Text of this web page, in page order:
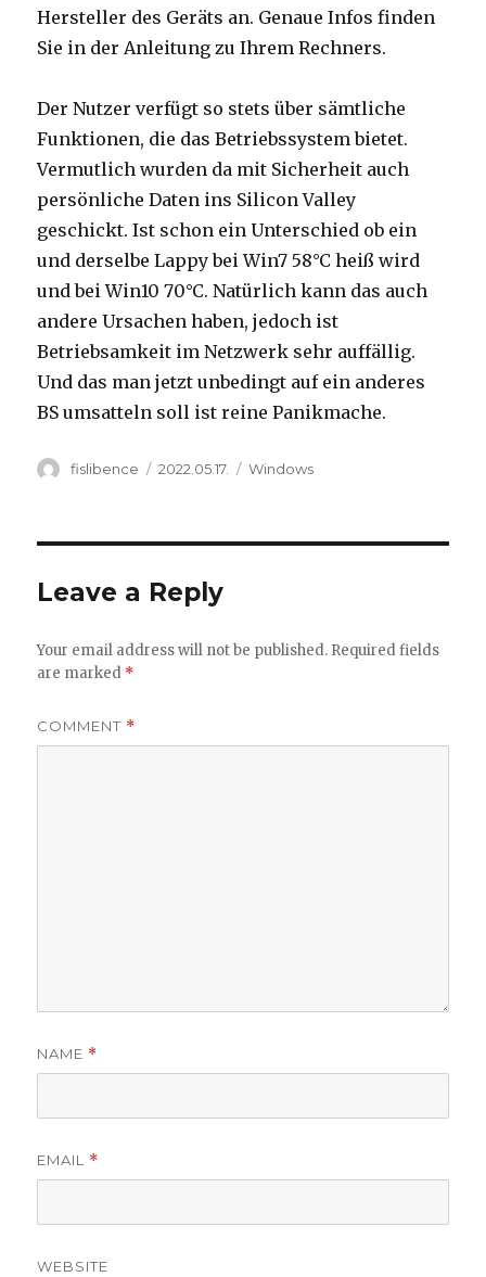
Hersteller des Geräts an. Genaue Infos finden
Sie in der Anleitung zu Ihrem Rechners.
Der Nutzer verfügt so stets über sämtliche
Funktionen, die das Betriebssystem bietet.
Vermutlich wurden da mit Sicherheit auch
persönliche Daten ins Silicon Valley
geschickt. Ist schon ein Unterschied ob ein
und derselbe Lappy bei Win7 58°C heiß wird
und bei Win10 70°C. Natürlich kann das auch
andere Ursachen haben, jedoch ist
Betriebsamkeit im Netzwerk sehr auffällig.
Und das man jetzt unbedingt auf ein anderes
BS umsatteln soll ist reine Panikmache.
Author
fislibence
Posted
2022.05.17. Categories
Windows
Leave a Reply
Your email address will not be published. Required fields
are marked *
COMMENT *
NAME *
EMAIL *
WEBSITE